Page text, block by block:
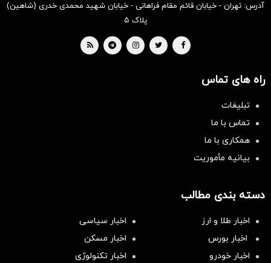
آدرس: تهران - خیابان قائم مقام فراهانی - خیابان شهید محمدی خدری (شاهین)
پلاک ۵
راه های تماس
تبلیغات
تماس با ما
همکاری با ما
بیانیه مأموریت
دسته بندی مطالب
اخبار طلا و ارز
اخبار سیاسی
اخبار بورس
اخبار مسکن
اخبار خودرو
اخبار تکنولوژی